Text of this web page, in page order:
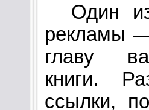
Один из
рекламы —
главу
книги.
ссылки,